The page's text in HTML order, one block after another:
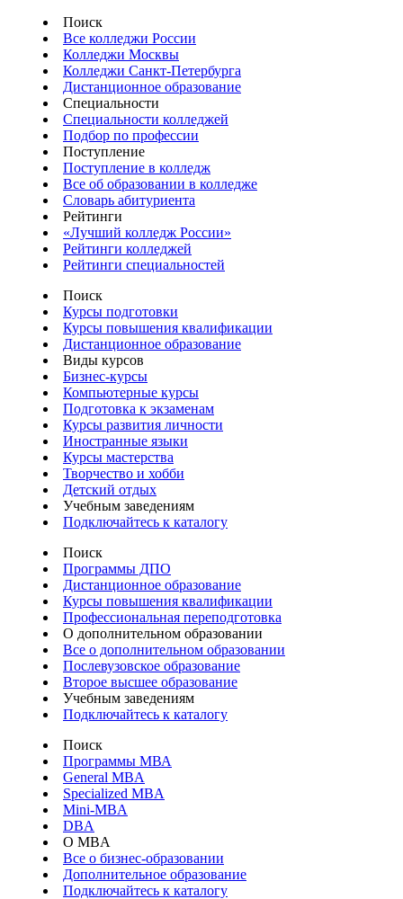
Поиск
Все колледжи России
Колледжи Москвы
Колледжи Санкт-Петербурга
Дистанционное образование
Специальности
Специальности колледжей
Подбор по профессии
Поступление
Поступление в колледж
Все об образовании в колледже
Словарь абитуриента
Рейтинги
«Лучший колледж России»
Рейтинги колледжей
Рейтинги специальностей
Поиск
Курсы подготовки
Курсы повышения квалификации
Дистанционное образование
Виды курсов
Бизнес-курсы
Компьютерные курсы
Подготовка к экзаменам
Курсы развития личности
Иностранные языки
Курсы мастерства
Творчество и хобби
Детский отдых
Учебным заведениям
Подключайтесь к каталогу
Поиск
Программы ДПО
Дистанционное образование
Курсы повышения квалификации
Профессиональная переподготовка
О дополнительном образовании
Все о дополнительном образовании
Послевузовское образование
Второе высшее образование
Учебным заведениям
Подключайтесь к каталогу
Поиск
Программы МВА
General MBA
Specialized MBA
Mini-MBA
DBA
О MBA
Все о бизнес-образовании
Дополнительное образование
Подключайтесь к каталогу